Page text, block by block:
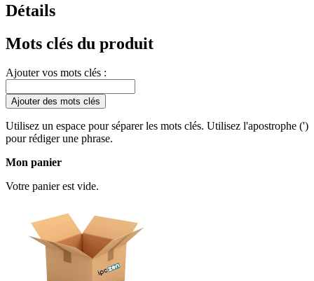
Détails
Mots clés du produit
Ajouter vos mots clés :
Ajouter des mots clés
Utilisez un espace pour séparer les mots clés. Utilisez l'apostrophe (')
pour rédiger une phrase.
Mon panier
Votre panier est vide.